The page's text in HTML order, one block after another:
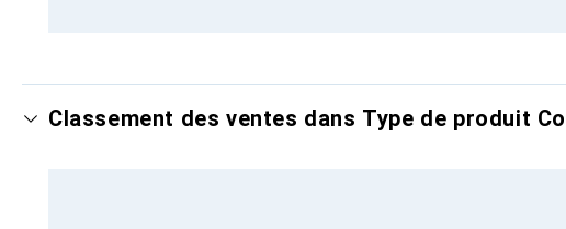
Classement des ventes dans Type de produit